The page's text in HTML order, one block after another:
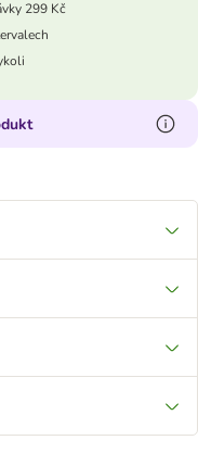
299 Kč